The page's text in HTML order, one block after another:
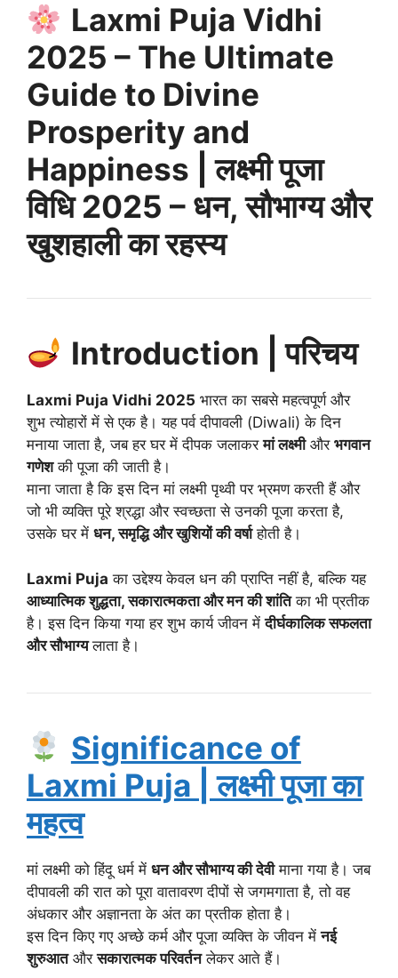
Laxmi Puja Vidhi
2025 – The Ultimate
Guide to Divine
Prosperity and
Happiness | लक्ष्मी पूजा
विधि 2025 – धन, सौभाग्य और
खुशहाली का रहस्य
Introduction | परिचय
Laxmi Puja Vidhi 2025 भारत का सबसे महत्वपूर्ण और
शुभ त्योहारों में से एक है। यह पर्व दीपावली (Diwali) के दिन
मनाया जाता है, जब हर घर में दीपक जलाकरमां लक्ष्मीऔर भगवान
गणेशकी पूजा की जाती है।
माना जाता है कि इस दिन मां लक्ष्मी पृथ्वी पर भ्रमण करती हैं और
जो भी व्यक्ति पूरे श्रद्धा और स्वच्छता से उनकी पूजा करता है,
उसके घर में धन, समृद्धि और खुशियों की वर्षाहोती है।
Laxmi Puja का उद्देश्य केवल धन की प्राप्ति नहीं है, बल्कि यह
आध्यात्मिक शुद्धता, सकारात्मकता और मन की शांतिका भी प्रतीक
है। इस दिन किया गया हर शुभ कार्य जीवन मेंदीर्घकालिक सफलता
और सौभाग्यलाता है।
Significance of
Laxmi Puja | लक्ष्मी पूजा का
महत्व
मां लक्ष्मी को हिंदू धर्म में धन और सौभाग्य की देवीमाना गया है। जब
दीपावली की रात को पूरा वातावरण दीपों से जगमगाता है, तो वह
अंधकार और अज्ञानता के अंत का प्रतीक होता है।
इस दिन किए गए अच्छे कर्म और पूजा व्यक्ति के जीवन मेंनई
शुरुआतऔरसकारात्मक परिवर्तनलेकर आते हैं।